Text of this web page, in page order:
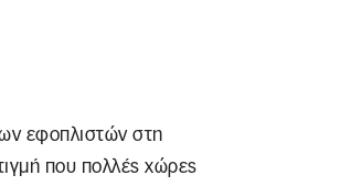
εφοπλιστών στη
που πολλές χώρες